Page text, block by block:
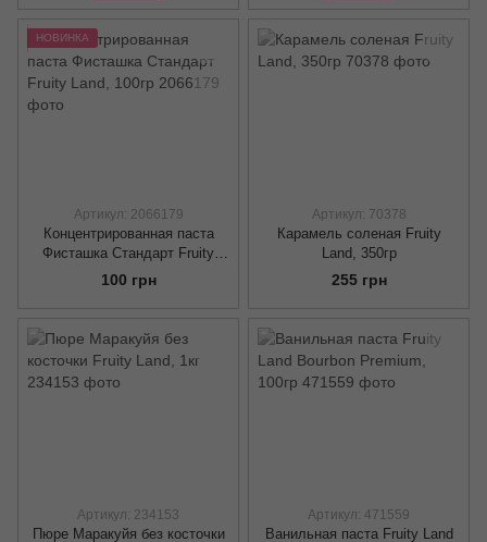
НОВИНКА
Артикул: 2066179
Концентрированная паста
Фисташка Стандарт Fruity
Land, 100гр
100 грн
Артикул: 70378
Карамель соленая Fruity
Land, 350гр
255 грн
Артикул: 234153
Пюре Маракуйя без косточки
Артикул: 471559
Ванильная паста Fruity Land